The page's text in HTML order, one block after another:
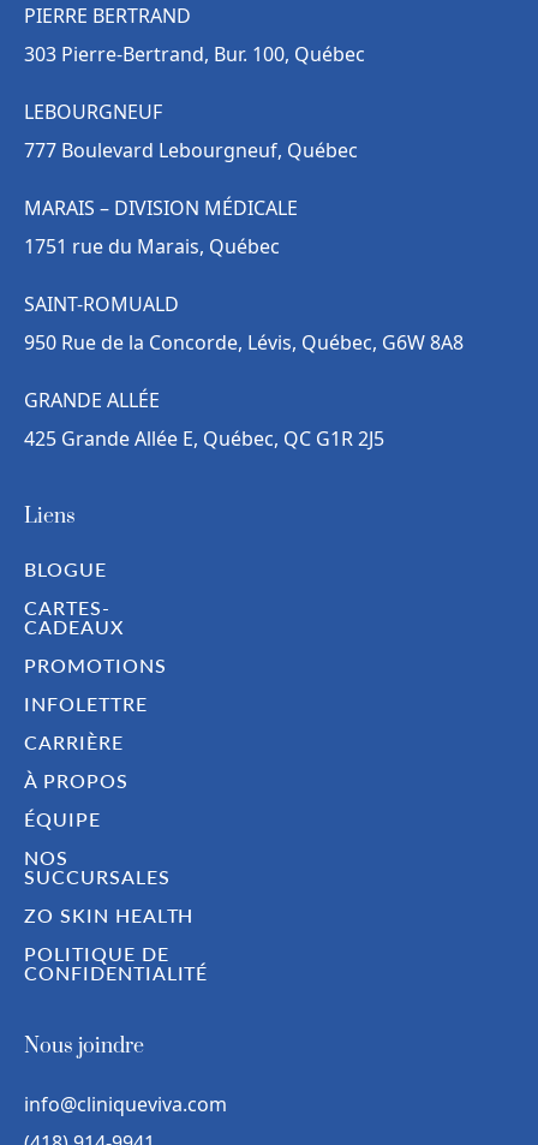
PIERRE BERTRAND
303 Pierre-Bertrand, Bur. 100, Québec
LEBOURGNEUF
777 Boulevard Lebourgneuf, Québec
MARAIS – DIVISION MÉDICALE
1751 rue du Marais, Québec
SAINT-ROMUALD
950 Rue de la Concorde, Lévis, Québec, G6W 8A8
GRANDE ALLÉE
425 Grande Allée E, Québec, QC G1R 2J5
Liens
BLOGUE
CARTES-
CADEAUX
PROMOTIONS
INFOLETTRE
CARRIÈRE
À PROPOS
ÉQUIPE
NOS
SUCCURSALES
ZO SKIN HEALTH
POLITIQUE DE
CONFIDENTIALITÉ
Nous joindre
info@cliniqueviva.com